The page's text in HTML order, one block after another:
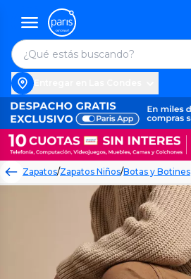
Zapatos/Zapatos Niños/Botas y Botines